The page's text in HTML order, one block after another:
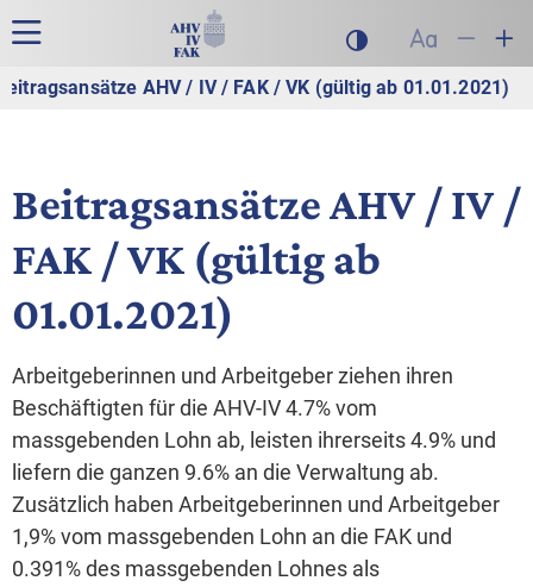
Zur Hauptnavigation
Zum Inhalt
Suche
Hauptnavigation Dunklen Modus
Schrift auf
Schrift
AHV / IV / FAK / VK (gültig ab 01.01.2021)
Beitragsansätze AHV / IV /
FAK / VK (gültig ab
01.01.2021)
Arbeitgeberinnen und Arbeitgeber ziehen ihren
Beschäftigten für die AHV-IV 4.7% vom
massgebenden Lohn ab, leisten ihrerseits 4.9% und
liefern die ganzen 9.6% an die Verwaltung ab.
Zusätzlich haben Arbeitgeberinnen und Arbeitgeber
1,9% vom massgebenden Lohn an die FAK und
0.391% des massgebenden Lohnes als